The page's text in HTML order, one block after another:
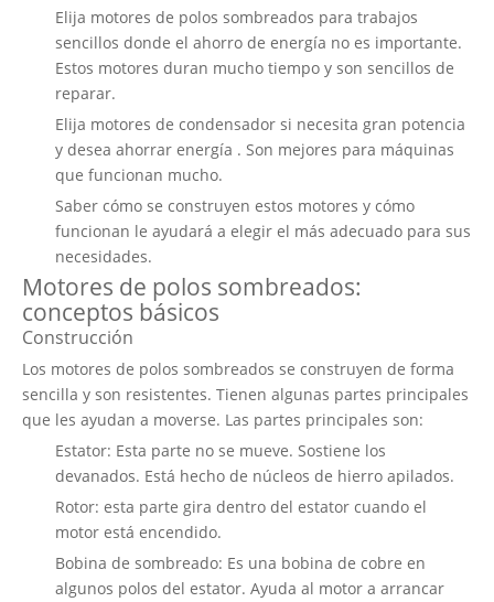
Elija motores de polos sombreados para trabajos
sencillos donde el ahorro de energía no es importante.
Estos motores duran mucho tiempo y son sencillos de
reparar.
Elija motores de condensador si necesita gran potencia
y desea ahorrar energía . Son mejores para máquinas
que funcionan mucho.
Saber cómo se construyen estos motores y cómo
funcionan le ayudará a elegir el más adecuado para sus
necesidades.
Motores de polos sombreados:
conceptos básicos
Construcción
Los motores de polos sombreados se construyen de forma
sencilla y son resistentes. Tienen algunas partes principales
que les ayudan a moverse. Las partes principales son:
Estator: Esta parte no se mueve. Sostiene los
devanados. Está hecho de núcleos de hierro apilados.
Rotor: esta parte gira dentro del estator cuando el
motor está encendido.
Bobina de sombreado: Es una bobina de cobre en
algunos polos del estator. Ayuda al motor a arrancar